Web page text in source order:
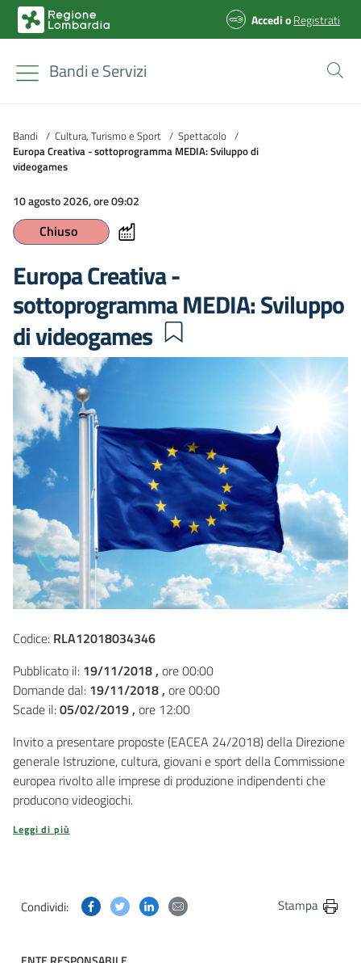
AccedioRegistrati
Bandi e Servizi
Bandi / Cultura, Turismo e Sport / Spettacolo /
Europa Creativa - sottoprogramma MEDIA: Sviluppo di
videogames
10 agosto 2026, ore 09:02
Chiuso
Europa Creativa -
sottoprogramma MEDIA: Sviluppo
di videogames
Codice: RLA12018034346
Pubblicato il: 19/11/2018 , ore 00:00
Domande dal: 19/11/2018 , ore 00:00
Scade il:05/02/2019 , ore 12:00
Invito a presentare proposte (EACEA 24/2018) della Direzione
generale Istruzione, cultura, giovani e sport della Commissione
europea rivolto alle imprese di produzione indipendenti che
producono videogiochi.
Leggi di più
Condividi: Condividi questa pagina su Facebook
Condividi questa pagina su Twitter
Condividi questa pagina su Linkedin
Condividi questa pagina via
Stampa